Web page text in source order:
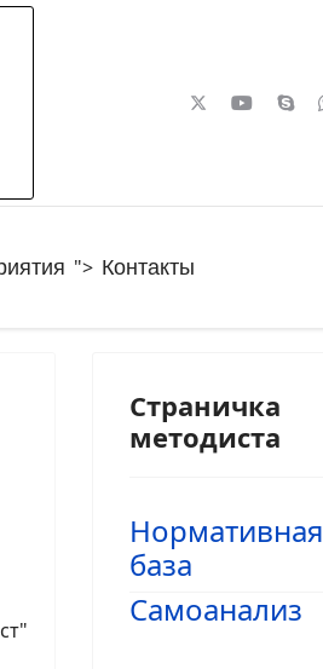
"> Контакты
Страничка
методиста
Нормативная
база
Самоанализ